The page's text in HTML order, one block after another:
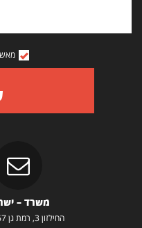
משרד –
החילזון 3, רמת גן 5252267